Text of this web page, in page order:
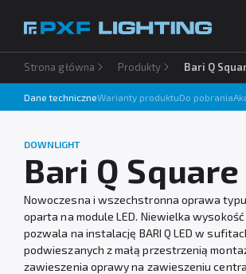
Produkty
Inspiracje
Usługi
Baza wiedzy
O firmie
Do pobrania
Strona główna Produkty Bari Q
Dane techniczneWarianty produktuDo pobrania
DOWNLIGHT
Bari Q Square
Nowoczesna i wszechstronna oprawa
oparta na module LED. Niewielka
pozwala na instalację BARI Q LED w
podwieszanych z małą przestrzenią
zawieszenia oprawy na zawieszeniu